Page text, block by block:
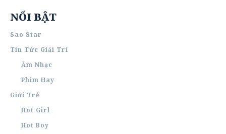
NỔI BẬT
Sao Star
Tin Tức Giải Trí
Âm Nhạc
Phim Hay
Giới Trẻ
Hot Girl
Hot Boy